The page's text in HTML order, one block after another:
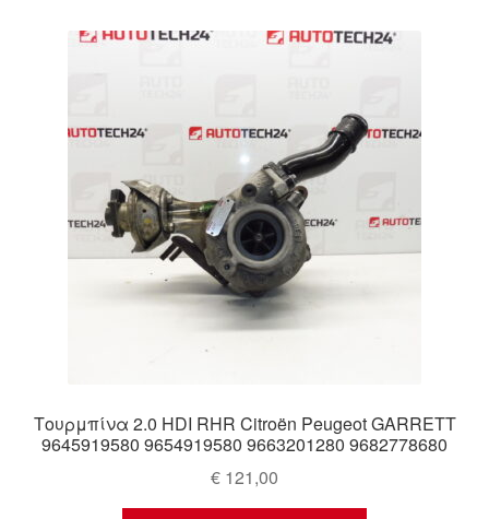
Τουρμπίνα 2.0 HDI RHR Citroën Peugeot GARRETT
9645919580 9654919580 9663201280 9682778680
€ 121,00